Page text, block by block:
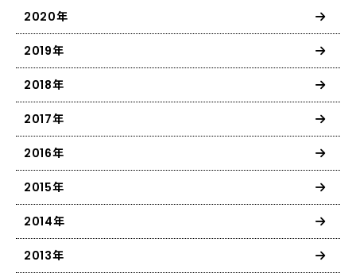
2020年
2019年
2018年
2017年
2016年
2015年
2014年
2013年